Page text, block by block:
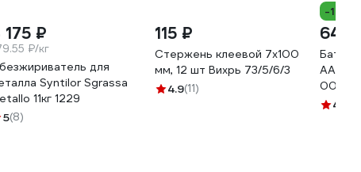
175 ₽
₽/кг
для
Syntilor Sgrassa
11кг 1229
5(8)
115 ₽
Стержень клеевой 7x100
мм, 12 шт Вихрь 73/5/6/3
4.9(11)
-17%
646
AA
00-
4.9